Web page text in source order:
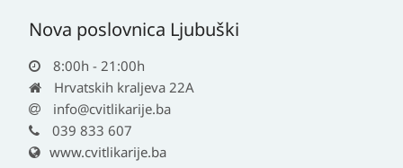
Nova poslovnica Ljubuški
8:00h - 21:00h
Hrvatskih kraljeva 22A
info@cvitlikarije.ba
039 833 607
www.cvitlikarije.ba